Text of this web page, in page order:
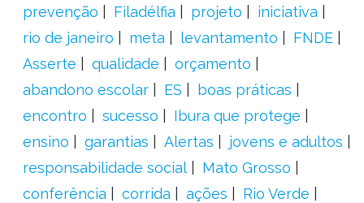
prevenção
Filadélfia projeto
iniciativa
rio de janeiro
meta levantamento
FNDE
Asserte
qualidade
orçamento
abandono escolar
ES
boas práticas
encontro
sucesso
Ibura que protege
ensino
garantias Alertas
jovens e adultos
responsabilidade social
Mato Grosso
conferência
corrida ações
Rio Verde